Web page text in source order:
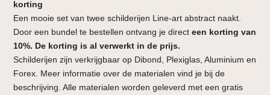
korting
Een mooie set van twee schilderijen Line-art abstract naakt.
Door een bundel te bestellen ontvang je directeen korting van
10%. De korting is al verwerkt in de prijs.
Schilderijen zijn verkrijgbaar op Dibond, Plexiglas, Aluminium en
Forex. Meer informatie over de materialen vind je bij de
beschrijving. Alle materialen worden geleverd met een gratis